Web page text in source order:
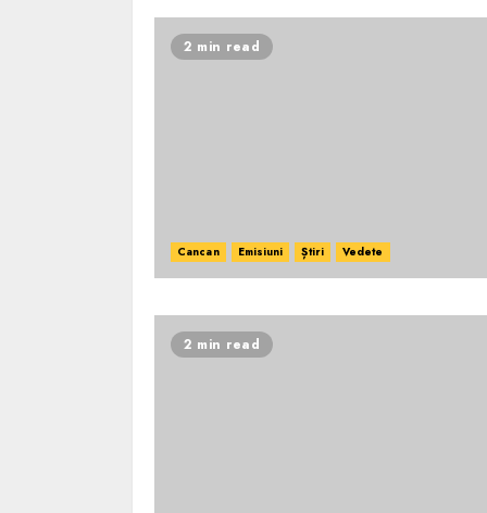
2 min read
Cancan Emisiuni Știri Vedete
2 min read